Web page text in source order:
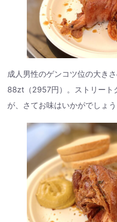
成人男性のゲンコツ位の大き
88zt（2957円）。ストリート
が、さてお味はいかがでしょう